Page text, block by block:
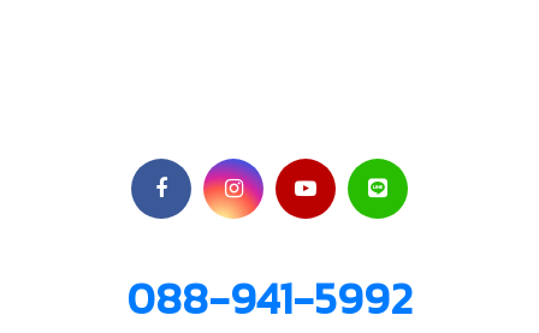
088-941-5992